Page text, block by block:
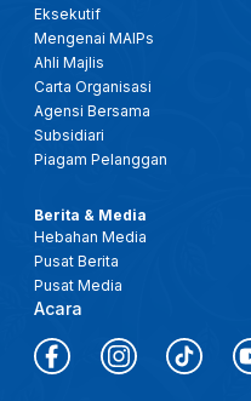
Eksekutif
Mengenai MAIPs
Ahli Majlis
Carta Organisasi
Agensi Bersama
Subsidiari
Piagam Pelanggan
Berita & Media
Hebahan Media
Pusat Berita
Pusat Media
Acara